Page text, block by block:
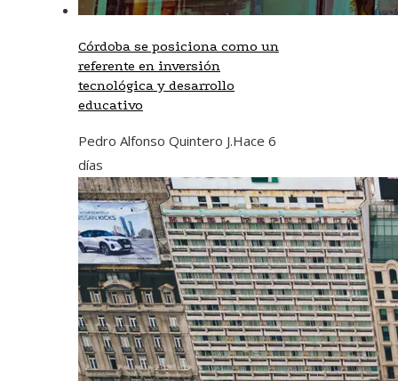
Córdoba se posiciona como un
referente en inversión
tecnológica y desarrollo
educativo
Pedro Alfonso Quintero J.Hace 6
días